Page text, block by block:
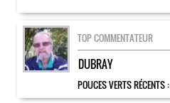
TOP COMMENTATEUR
DUBRAY
POUCES VERTS RÉCENTS :